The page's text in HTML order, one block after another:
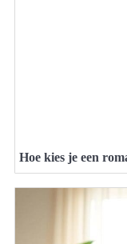
Hoe kies je een